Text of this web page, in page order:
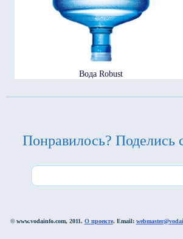
Вода Robust
Понравилось? Поделись
© www.vodainfo.com, 2011. О проекте. Email: